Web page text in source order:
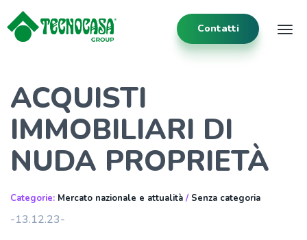
Contatti
ACQUISTI
IMMOBILIARI DI
NUDA PROPRIETÀ
Categorie: Mercato nazionale e attualità / Senza categoria
-13.12.23-